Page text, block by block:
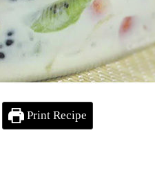
Print Recipe